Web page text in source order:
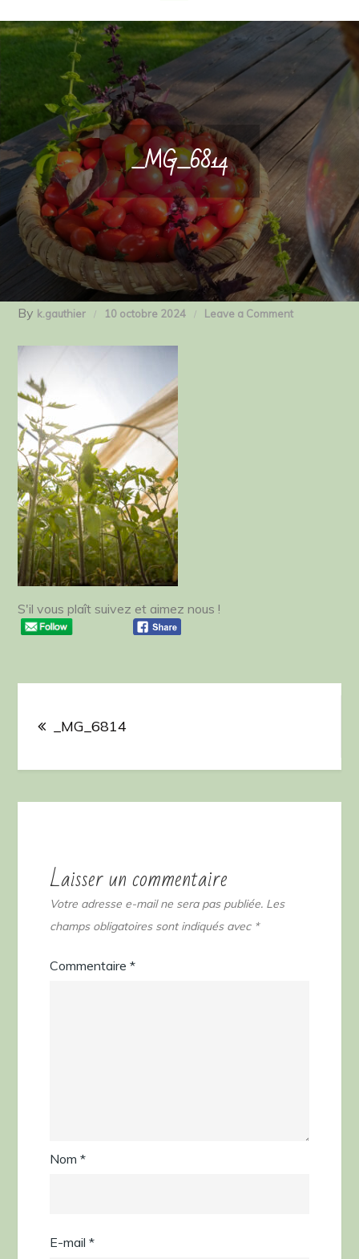
_MG_6814
By k.gauthier 10 octobre 2024 Leave a Commenton
S'il vous plaît suivez et aimez nous !
Navigation
de
l’article
_MG_6814
Laisser un commentaire
Votre adresse e-mail ne sera pas publiée. Les
champs obligatoires sont indiqués avec *
Commentaire*
Nom*
E-mail*